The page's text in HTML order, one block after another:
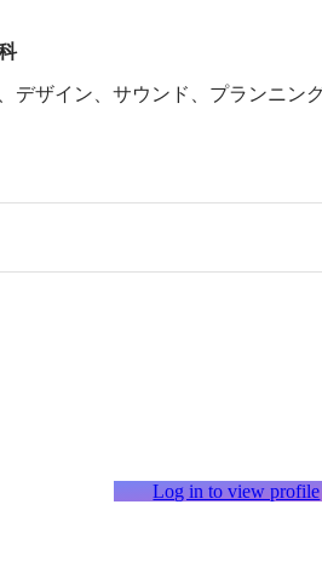
デザイン、サウンド、プランニン
Log in to view profile